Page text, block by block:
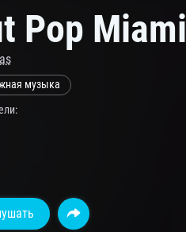
Pop Miami
музыка